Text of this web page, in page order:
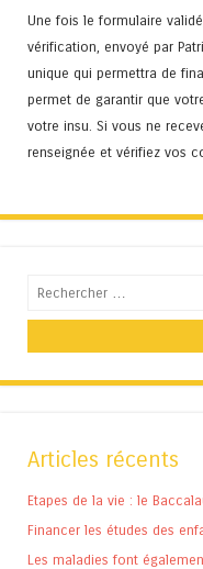
Une fois le formulaire
vérification, envoyé par
unique qui permettra de
permet de garantir que
votre insu. Si vous ne
renseignée et vérifiez vos
Recherche
Articles récents
Etapes de la vie : le
Financer les études des
Les maladies font